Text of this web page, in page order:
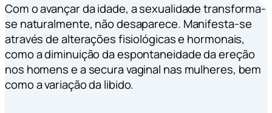
Com o avançar da idade, a sexualidade transforma-
se naturalmente, não desaparece. Manifesta-se
através de alterações fisiológicas e hormonais,
como a diminuição da espontaneidade da ereção
nos homens e a secura vaginal nas mulheres, bem
como a variação da libido.